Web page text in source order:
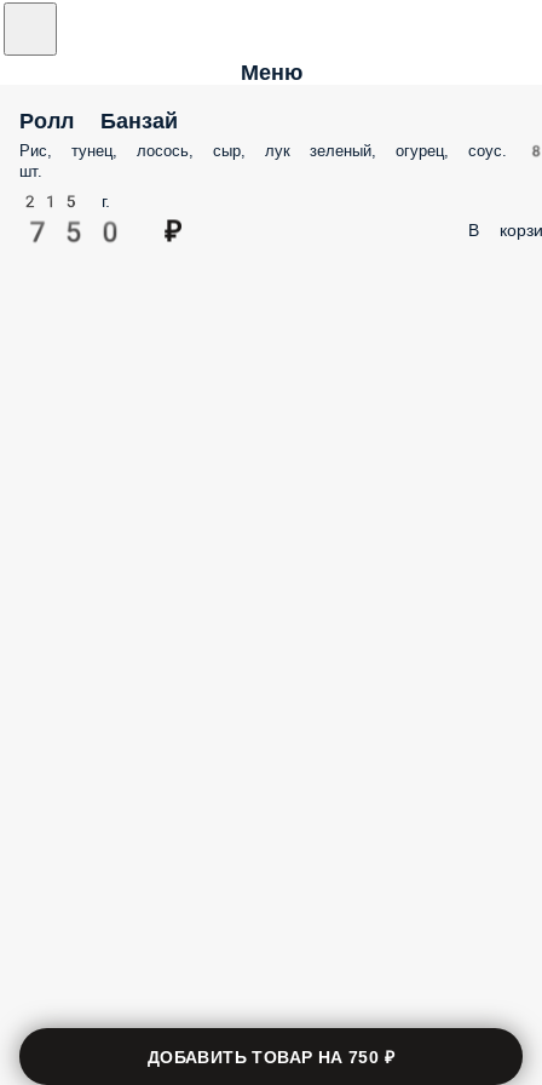
Меню
Ролл Банзай
Рис, тунец, лосось, сыр, лук зеленый, огурец, соус.
шт.
215 г.
750 ₽ В
ДОБАВИТЬ ТОВАР НА750 ₽